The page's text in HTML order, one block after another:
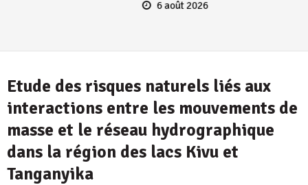
6 août 2026
Etude des risques naturels liés aux
interactions entre les mouvements de
masse et le réseau hydrographique
dans la région des lacs Kivu et
Tanganyika